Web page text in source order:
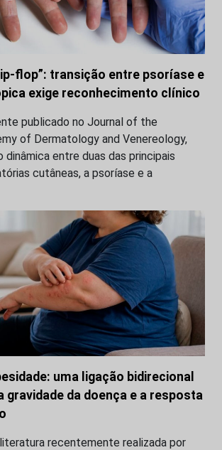
flop”: transição entre psoríase e
exige reconhecimento clínico
publicado no Journal of the
of Dermatology and Venereology,
dinâmica entre duas das principais
cutâneas, a psoríase e a
uma ligação bidirecional
gravidade da doença e a resposta
recentemente realizada por